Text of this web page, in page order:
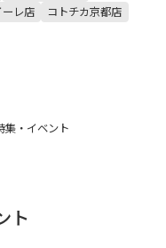
レ店
コトチカ京都店
集・イベント
ト